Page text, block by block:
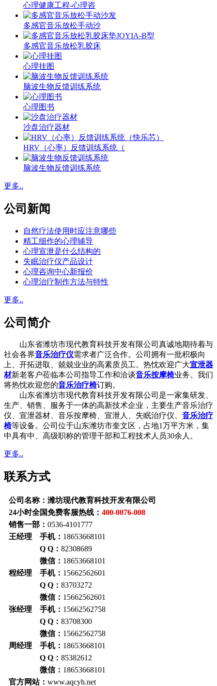
心理健康工程-心理咨
多感官音乐放松手动沙
多感官音乐放松乳胶床
心理挂图
脑波生物反馈训练系统
心理图书
沙盘治疗器材
HRV（心率）反馈训练系统（
脑波生物反馈训练系统
更多..
公司新闻
自然疗法使用时应注意哪些
精工细作的心理辅导
心理宣泄是什么结构的
失眠治疗仪产品设计
心理咨询中心新报价
心理治疗制作方法与特性
更多..
公司简介
山东省潍坊市现代教育科技开发有限公司真诚地期待着与
社会各界音乐治疗仪需求者广泛合作。公司拥有一批积极向
上、开拓进取、兢兢业业的高素质员工。热忱欢迎广大宣泄器
材新老客户莅临本公司指导工作和洽谈音乐按摩椅业务。我们
将热忱欢迎您的音乐治疗椅订购。
山东省潍坊市现代教育科技开发有限公司是一家集研发、
生产、销售、服务于一体的高新技术企业，主要生产音乐治疗
仪、宣泄器材、音乐按摩椅、宣泄人、失眠治疗仪、 音乐治疗
椅等设备。公司位于山东潍坊市奎文区，占地1万平方米，集
中具有中、高级职称的管理干部和工程技术人员30余人。
更多..
联系方式
公司名称：潍坊现代教育科技开发有限公司
24小时全国免费客服热线： 400-0076-008
销售一部： 0536-4101777
王经理 手机： 18653668101
Q Q： 82308689
微信： 18653668101
程经理 手机： 15662562601
Q Q： 83703272
微信： 15662562601
张经理 手机： 15662562758
Q Q： 83708300
微信： 15662562758
周经理 手机： 18653668101
Q Q： 85382612
微信： 18653668101
官方网站： www.aqcyh.net